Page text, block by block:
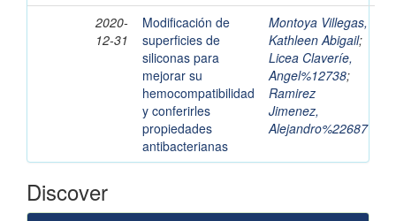
2020-
12-31
Modificación de
superficies de
siliconas para
mejorar su
hemocompatibilidad
y conferirles
propiedades
antibacterianas
Montoya Villegas,
Kathleen Abigail;
Licea Claveríe,
Angel%12738;
Ramirez
Jimenez,
Alejandro%22687
Discover